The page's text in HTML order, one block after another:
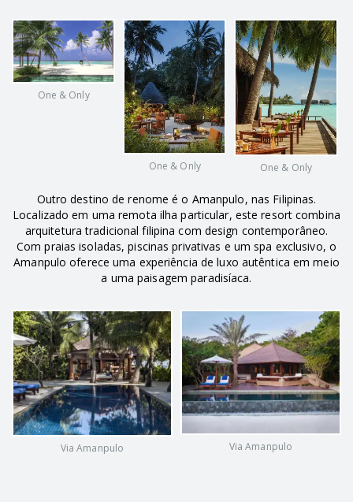
One & Only
One & Only One & Only
Outro destino de renome é o Amanpulo, nas Filipinas.
Localizado em uma remota ilha particular, este resort combina
arquitetura tradicional filipina com design contemporâneo.
Com praias isoladas, piscinas privativas e um spa exclusivo, o
Amanpulo oferece uma experiência de luxo autêntica em meio
a uma paisagem paradisíaca.
Via Amanpulo Via Amanpulo